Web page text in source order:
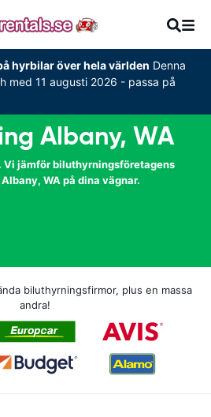
hyrbilar över hela världen Denna
med 11 augusti 2026 - passa på
Albany, WA
Vi jämför biluthyrningsföretagens
WA på dina vägnar.
biluthyrningsfirmor, plus en massa
andra!